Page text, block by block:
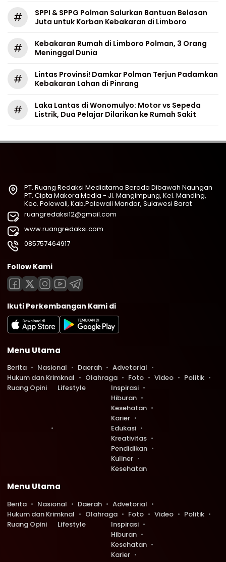
#
SPPI & SPPG Polman Salurkan Bantuan Belasan
Juta untuk Korban Kebakaran di Limboro
#
Kebakaran Rumah di Limboro Polman, 3 Orang
Meninggal Dunia
#
Lintas Provinsi! Damkar Polman Terjun Padamkan
Kebakaran Lahan di Pinrang
#
Laka Lantas di Wonomulyo: Motor vs Sepeda
Listrik, Dua Pelajar Dilarikan ke Rumah Sakit
PT. Ruang Redaksi Mediatama Berada Dibawah Naungan
PT. Cipta Makora Media - Jl. Mangimpung, Kel. Manding,
Kec. Polewali, Kab.Polewali Mandar, Sulawesi Barat
ruangredaksi12@gmail.com
www.ruangredaksi.com
085757464917
Follow Kami
Ikuti Perkembangan Kami di
Menu Utama
Berita Nasional Daerah
Advetorial
Hukum dan Krimknal
Olahraga Foto Video
Politik
Ruang Opini
Lifestyle
Inspirasi
Hiburan
Kesehatan
Karier
Edukasi
Kreativitas
Pendidikan
Kuliner
Kesehatan
Menu Utama
Berita Nasional Daerah
Advetorial
Hukum dan Krimknal
Olahraga Foto Video
Politik
Ruang Opini
Lifestyle
Inspirasi
Hiburan
Kesehatan
Karier